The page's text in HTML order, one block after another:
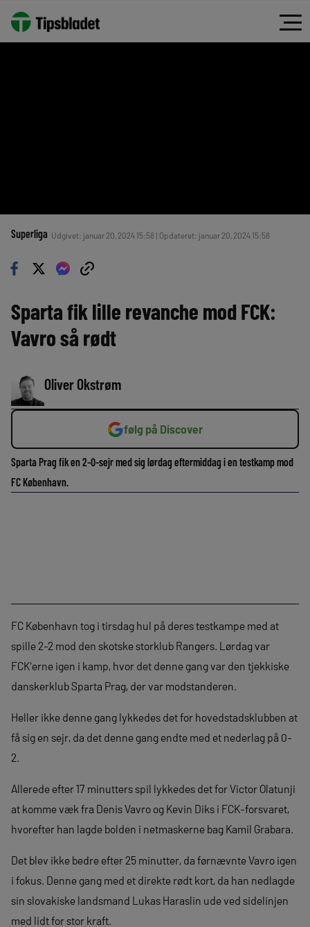
Superliga Udgivet: januar 20, 2024 15:58 | Opdateret: januar 20, 2024 15:58
Sparta fik lille revanche mod FCK:
Vavro så rødt
Oliver Okstrøm
følg på Discover
Sparta Prag fik en 2-0-sejr med sig lørdag eftermiddag i en testkamp mod
FC København.
FC København tog i tirsdag hul på deres testkampe med at
spille 2-2 mod den skotske storklub Rangers. Lørdag var
FCK'erne igen i kamp, hvor det denne gang var den tjekkiske
danskerklub Sparta Prag, der var modstanderen.
Heller ikke denne gang lykkedes det for hovedstadsklubben at
få sig en sejr, da det denne gang endte med et nederlag på 0-
2.
Allerede efter 17 minutters spil lykkedes det for Victor Olatunji
at komme væk fra Denis Vavro og Kevin Diks i FCK-forsvaret,
hvorefter han lagde bolden i netmaskerne bag Kamil Grabara.
Det blev ikke bedre efter 25 minutter, da førnævnte Vavro igen
i fokus. Denne gang med et direkte rødt kort, da han nedlagde
sin slovakiske landsmand Lukas Haraslin ude ved sidelinjen
med lidt for stor kraft.